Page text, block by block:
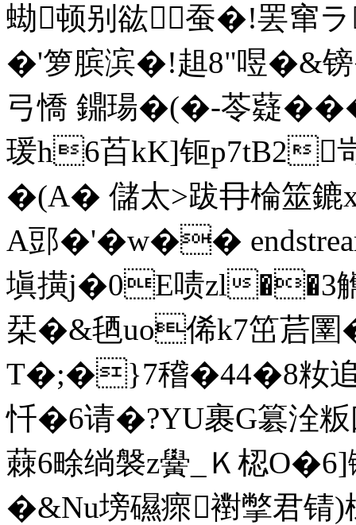
蜐顿别谹蚕�!罢窜ラ
�'箩膑滨�!趄8"喅�&
弓憍 鐤瑒�(�-苓薿
瑗h6苩kK]钷p7tB2
� (A� 儲太>跋冄棆筮
A郖�'�w�� endstream
塡撗j�0E啧zl��3
栞�&毢uo俙k7笜茩
T�;�}7稽�44�8籹追
忏�6请�?YU裹G簒洤
蕀6畭绱褩z黌_Ｋ梕
�&Nu塝礘瘝襨撆君锖